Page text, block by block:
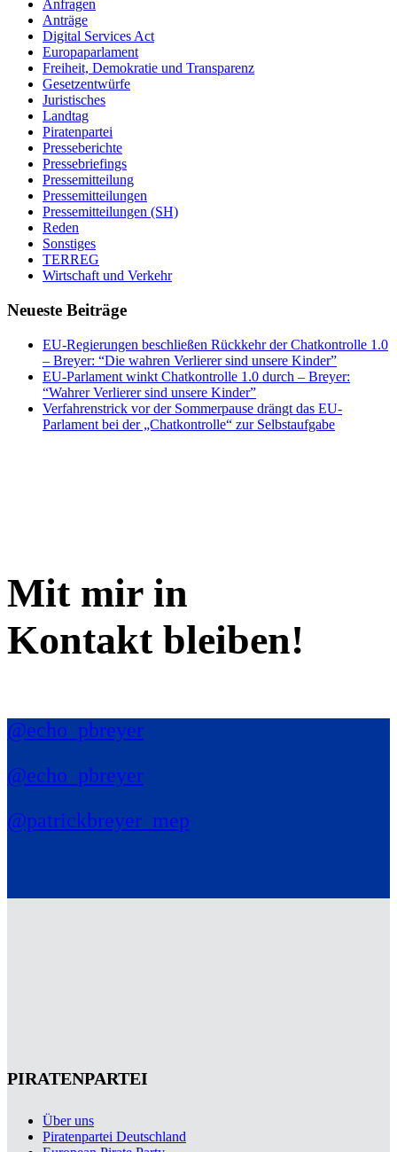
Anfragen
Anträge
Digital Services Act
Europaparlament
Freiheit, Demokratie und Transparenz
Gesetzentwürfe
Juristisches
Landtag
Piratenpartei
Presseberichte
Pressebriefings
Pressemitteilung
Pressemitteilungen
Pressemitteilungen (SH)
Reden
Sonstiges
TERREG
Wirtschaft und Verkehr
Neueste Beiträge
EU-Regierungen beschließen Rückkehr der Chatkontrolle 1.0
– Breyer: “Die wahren Verlierer sind unsere Kinder”
EU-Parlament winkt Chatkontrolle 1.0 durch – Breyer:
“Wahrer Verlierer sind unsere Kinder”
Verfahrenstrick vor der Sommerpause drängt das EU-
Parlament bei der „Chatkontrolle“ zur Selbstaufgabe
Mit mir in
Kontakt bleiben!
@echo_pbreyer
@echo_pbreyer
@patrickbreyer_mep
PIRATENPARTEI
Über uns
Piratenpartei Deutschland